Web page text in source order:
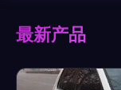
最新产品